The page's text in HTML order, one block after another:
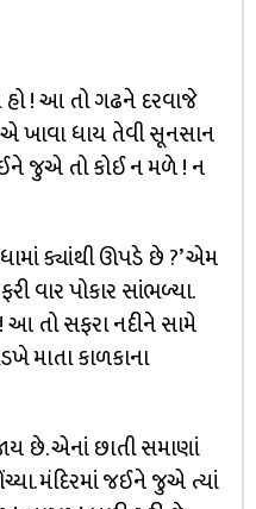
હો ! આ તો ગઢને દરવાજે
ખાવા ધાય તેવી સૂનસાન
જુએ તો કોઈ ન મળે ! ન
ક્યાંથી ઊપડે છે ?’ એમ
વાર પોકાર સાંભળ્યા.
! આ તો સફરા નદીને સામે
માતા કાળકાના
છે. એનાં છાતી સમાણાં
મંદિરમાં જઈને જુએ ત્યાં